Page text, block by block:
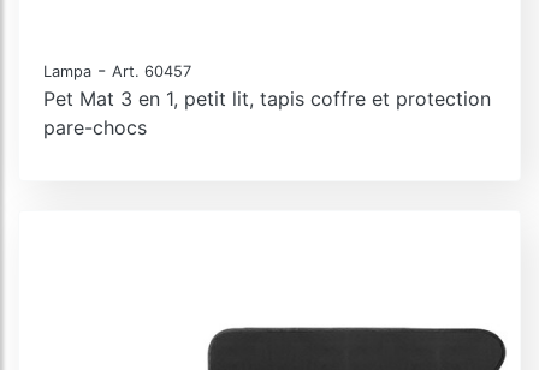
Lampa - Art. 60457
Pet Mat 3 en 1, petit lit, tapis coffre et protection
pare-chocs